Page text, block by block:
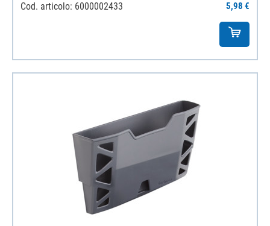
Cod. articolo: 6000002433
5,98 €